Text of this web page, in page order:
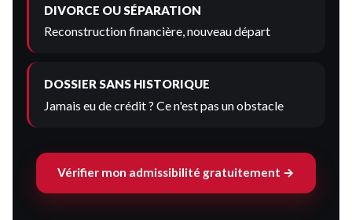
DIVORCE OU SÉPARATION
Reconstruction financière, nouveau départ
DOSSIER SANS HISTORIQUE
Jamais eu de crédit ? Ce n'est pas un obstacle
Vérifier mon admissibilité gratuitement →